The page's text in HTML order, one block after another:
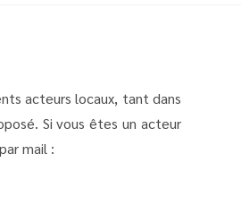
acteurs locaux, tant dans
Si vous êtes un acteur
mail :